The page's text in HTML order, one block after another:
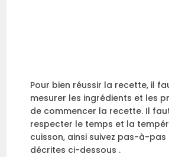
Pour bien réussir la recette, il
mesurer les ingrédients et les
de commencer la recette. Il
respecter le temps et la
cuisson, ainsi suivez pas-à-pas
décrites ci-dessous .